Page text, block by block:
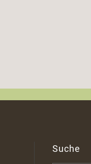
Suche